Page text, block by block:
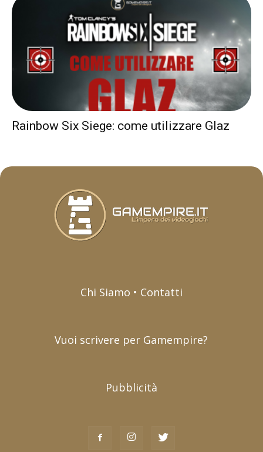
Rainbow Six Siege: come utilizzare Glaz
Chi Siamo • Contatti
Vuoi scrivere per Gamempire?
Pubblicità